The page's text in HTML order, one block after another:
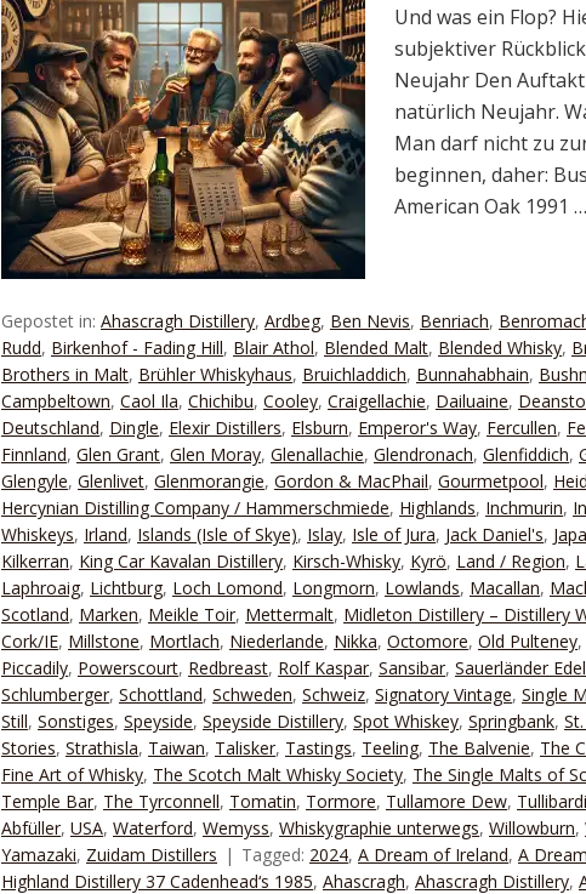
Und was ein Flop?
subjektiver
Neujahr Den
natürlich Neujahr.
Man darf nicht zu
beginnen, daher:
American Oak 1991 …
Gepostet in: Ahascragh Distillery, Ardbeg, Ben Nevis, Benriach,
Rudd, Birkenhof - Fading Hill, Blair Athol, Blended Malt, Blended Whisky,
Brothers in Malt, Brühler Whiskyhaus, Bruichladdich, Bunnahabhain,
Campbeltown, Caol Ila, Chichibu, Cooley, Craigellachie, Dailuaine,
Deutschland, Dingle, Elexir Distillers, Elsburn, Emperor's Way, Fercullen,
Finnland, Glen Grant, Glen Moray, Glenallachie, Glendronach, Glenfiddich,
Glengyle, Glenlivet, Glenmorangie, Gordon & MacPhail, Gourmetpool,
Hercynian Distilling Company / Hammerschmiede, Highlands, Inchmurin,
Whiskeys, Irland, Islands (Isle of Skye), Islay, Isle of Jura, Jack Daniel's,
Kilkerran, King Car Kavalan Distillery, Kirsch-Whisky, Kyrö, Land / Region,
Laphroaig, Lichtburg, Loch Lomond, Longmorn, Lowlands, Macallan,
Scotland, Marken, Meikle Toir, Mettermalt, Midleton Distillery – Distillery
Cork/IE, Millstone, Mortlach, Niederlande, Nikka, Octomore, Old Pulteney,
Piccadily, Powerscourt, Redbreast, Rolf Kaspar, Sansibar, Sauerländer
Schlumberger, Schottland, Schweden, Schweiz, Signatory Vintage, Single
Still, Sonstiges, Speyside, Speyside Distillery, Spot Whiskey, Springbank,
Stories, Strathisla, Taiwan, Talisker, Tastings, Teeling, The Balvenie, The
Fine Art of Whisky, The Scotch Malt Whisky Society, The Single Malts of
Temple Bar, The Tyrconnell, Tomatin, Tormore, Tullamore Dew,
Abfüller, USA, Waterford, Wemyss, Whiskygraphie unterwegs, Willowburn,
Yamazaki, Zuidam Distillers Tagged: 2024, A Dream of Ireland, A
Highland Distillery 37 Cadenhead‘s 1985, Ahascragh, Ahascragh Distillery,